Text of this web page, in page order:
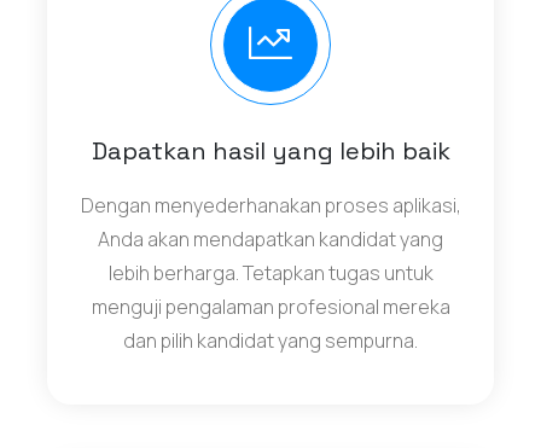
Dapatkan hasil yang lebih baik
Dengan menyederhanakan proses aplikasi,
Anda akan mendapatkan kandidat yang
lebih berharga. Tetapkan tugas untuk
menguji pengalaman profesional mereka
dan pilih kandidat yang sempurna.